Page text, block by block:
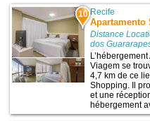
10 Recife
Apartamento
Distance
dos
Viagem se
4,7 km de ce
Shopping. Il
et une
hébergement